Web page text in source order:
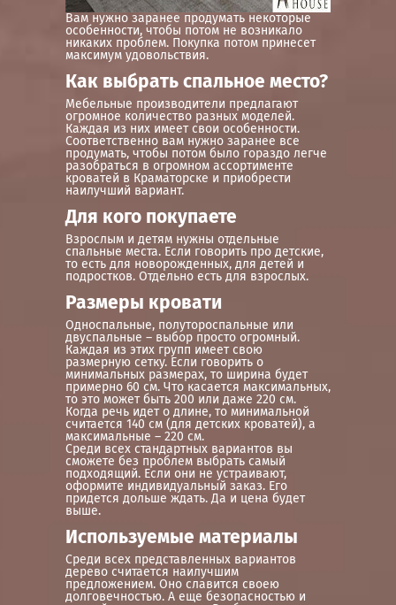
Вам нужно заранее продумать некоторые
особенности, чтобы потом не возникало
никаких проблем. Покупка потом принесет
максимум удовольствия.
Как выбрать спальное место?
Мебельные производители предлагают
огромное количество разных моделей.
Каждая из них имеет свои особенности.
Соответственно вам нужно заранее все
продумать, чтобы потом было гораздо легче
разобраться в огромном ассортименте
кроватей в Краматорске и приобрести
наилучший вариант.
Для кого покупаете
Взрослым и детям нужны отдельные
спальные места. Если говорить про детские,
то есть для новорожденных, для детей и
подростков. Отдельно есть для взрослых.
Размеры кровати
Односпальные, полутороспальные или
двуспальные – выбор просто огромный.
Каждая из этих групп имеет свою
размерную сетку. Если говорить о
минимальных размерах, то ширина будет
примерно 60 см. Что касается максимальных,
то это может быть 200 или даже 220 см.
Когда речь идет о длине, то минимальной
считается 140 см (для детских кроватей), а
максимальные – 220 см.
Среди всех стандартных вариантов вы
сможете без проблем выбрать самый
подходящий. Если они не устраивают,
оформите индивидуальный заказ. Его
придется дольше ждать. Да и цена будет
выше.
Используемые материалы
Среди всех представленных вариантов
дерево считается наилучшим
предложением. Оно славится своею
долговечностью. А еще безопасностью и